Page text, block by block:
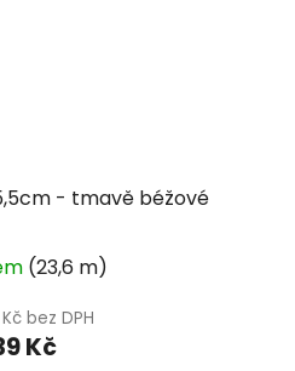
- tmavě béžové
(23,6 m)
bez DPH
Kč